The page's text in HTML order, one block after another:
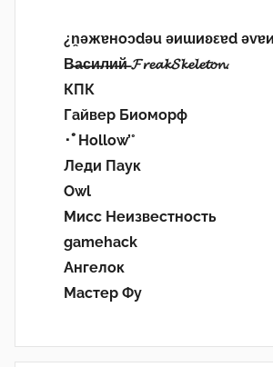
¿n̯ǝжɐноɔdǝu ǝиɯиʚεɐd
В̶а̶с̶и̶л̶и̶й̶ 𝓕𝓻𝓮𝓪𝓴𝓢𝓴𝓮𝓵𝓮𝓽𝓸𝓷.
КПК
Гайвер Биоморф
･ﾟHollow’°
Леди Паук
Owl
Мисс Неизвестность
gamehack
Ангелок
Мастер Фу